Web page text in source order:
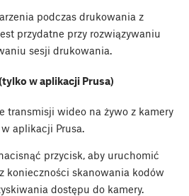
podczas drukowania z
przydatne przy rozwiązywaniu
sesji drukowania.
w aplikacji Prusa)
transmisji wideo na żywo z kamery
aplikacji Prusa.
przycisk, aby uruchomić
konieczności skanowania kodów
dostępu do kamery.